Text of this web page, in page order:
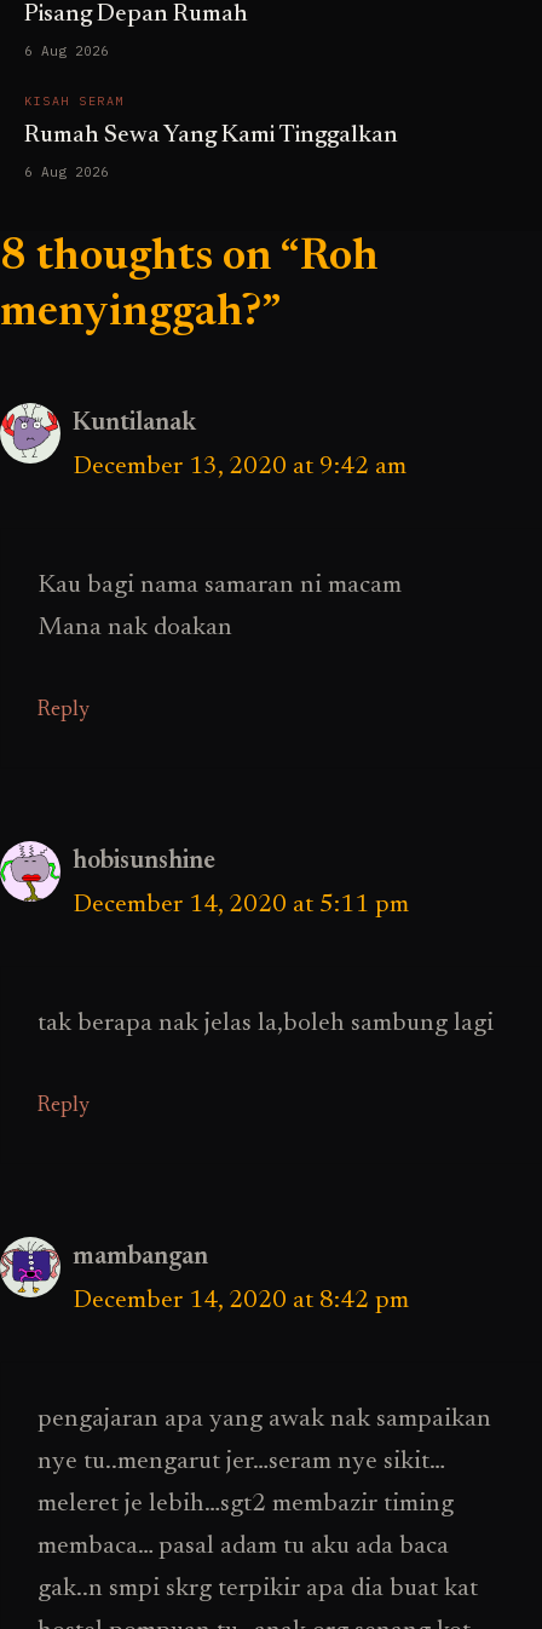
Pisang Depan Rumah
6 Aug 2026
KISAH SERAM
Rumah Sewa Yang Kami Tinggalkan
6 Aug 2026
8 thoughts on “Roh
menyinggah?”
Kuntilanak
December 13, 2020 at 9:42 am
Kau bagi nama samaran ni macam
Mana nak doakan
Reply
hobisunshine
December 14, 2020 at 5:11 pm
tak berapa nak jelas la,boleh sambung lagi
Reply
mambangan
December 14, 2020 at 8:42 pm
pengajaran apa yang awak nak sampaikan
nye tu..mengarut jer…seram nye sikit…
meleret je lebih…sgt2 membazir timing
membaca… pasal adam tu aku ada baca
gak..n smpi skrg terpikir apa dia buat kat